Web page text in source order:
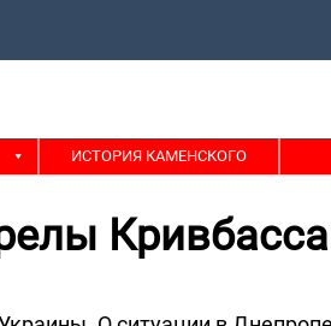
ИСТОРИЯ КАМЕНСКОГО